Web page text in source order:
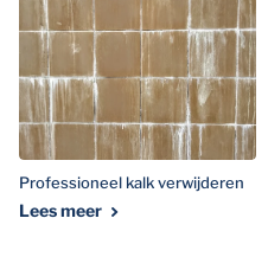
Professioneel kalk verwijderen
Lees meer